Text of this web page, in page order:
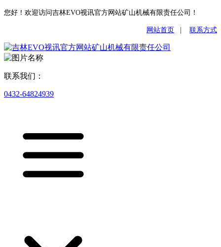
您好！欢迎访问吉林EVO视讯官方网站矿山机械有限责任公司！
网站首页 联系方式
联系我们：
0432-64824939